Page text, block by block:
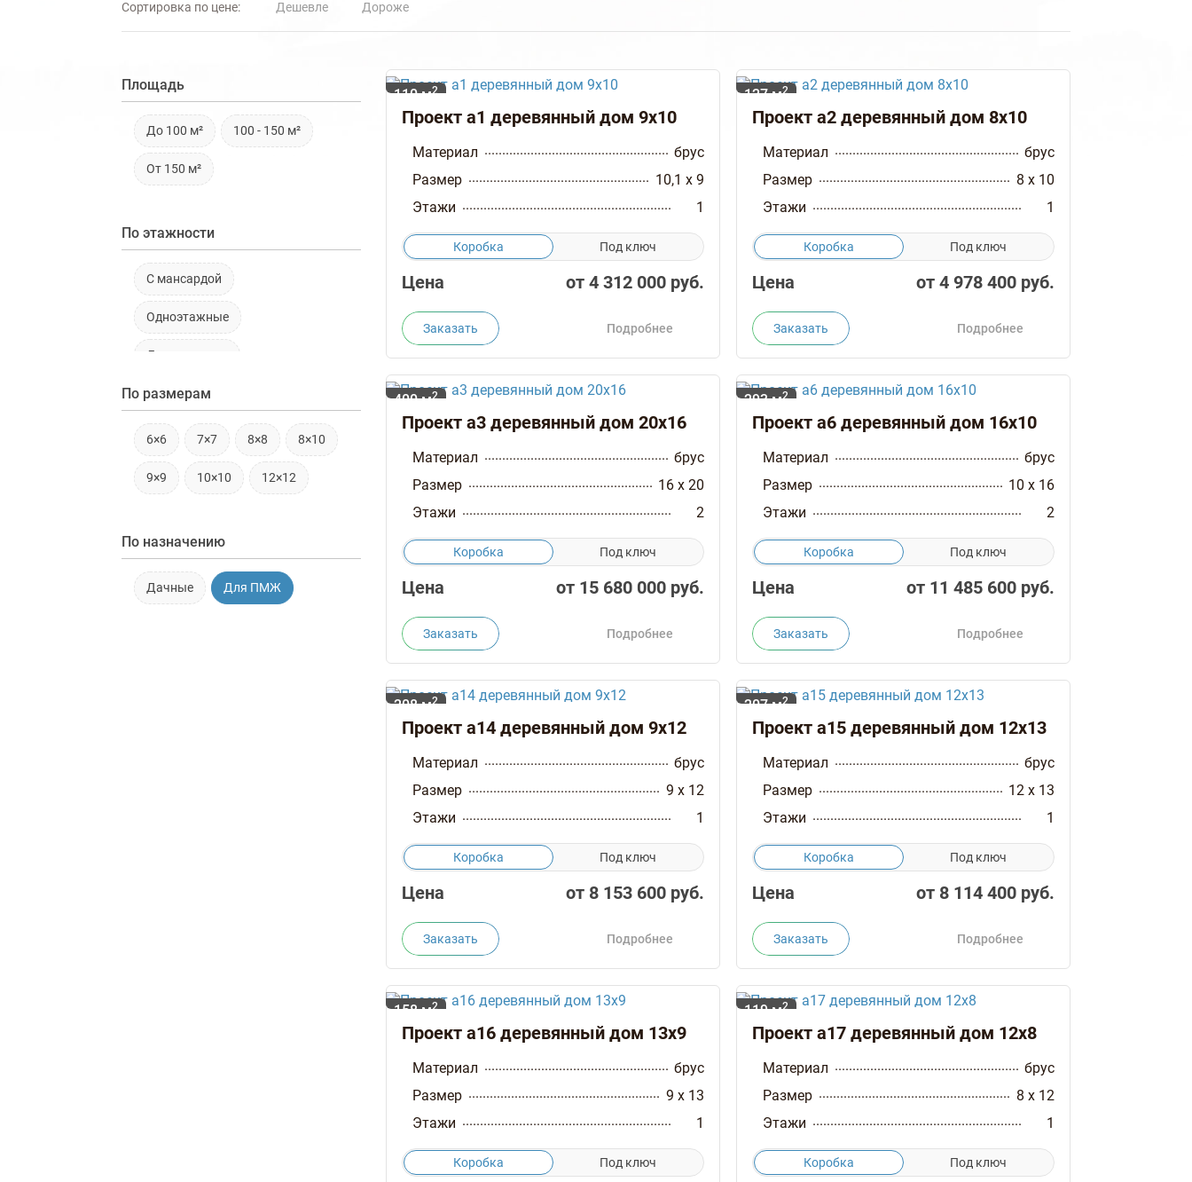
Сортировка по цене: Дешевле Дороже
Площадь
До 100 м² 100 - 150 м²
От 150 м²
По этажности
С мансардой
Одноэтажные
Двухэтажные
По размерам
6×6 7×7 8×8 8×10
9×9 10×10 12×12
По назначению
Дачные Для ПМЖ
110 м2
Проект а1 деревянный дом 9x10
Материал
брус
Размер
10,1 x 9
Этажи
1
Коробка Под ключ
Цена от 4 312 000 руб.
Заказать Подробнее
127 м2
Проект а2 деревянный дом 8х10
Материал
брус
Размер
8 x 10
Этажи
1
Коробка Под ключ
Цена от 4 978 400 руб.
Заказать Подробнее
400 м2
Проект а3 деревянный дом 20х16
Материал
брус
Размер
16 x 20
Этажи
2
Коробка Под ключ
Цена от 15 680 000 руб.
Заказать Подробнее
293 м2
Проект а6 деревянный дом 16х10
Материал
брус
Размер
10 x 16
Этажи
2
Коробка Под ключ
Цена от 11 485 600 руб.
Заказать Подробнее
208 м2
Проект а14 деревянный дом 9х12
Материал
брус
Размер
9 x 12
Этажи
1
Коробка Под ключ
Цена от 8 153 600 руб.
Заказать Подробнее
207 м2
Проект а15 деревянный дом 12х13
Материал
брус
Размер
12 x 13
Этажи
1
Коробка Под ключ
Цена от 8 114 400 руб.
Заказать Подробнее
158 м2
Проект а16 деревянный дом 13х9
Материал
брус
Размер
9 x 13
Этажи
1
Коробка Под ключ
119 м2
Проект а17 деревянный дом 12х8
Материал
брус
Размер
8 x 12
Этажи
1
Коробка Под ключ